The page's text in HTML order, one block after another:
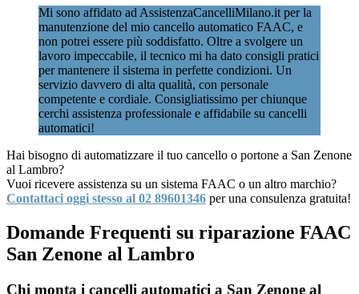
Mi sono affidato ad AssistenzaCancelliMilano.it per la
manutenzione del mio cancello automatico FAAC, e
non potrei essere più soddisfatto. Oltre a svolgere un
lavoro impeccabile, il tecnico mi ha dato consigli pratici
per mantenere il sistema in perfette condizioni. Un
servizio davvero di alta qualità, con personale
competente e cordiale. Consigliatissimo per chiunque
cerchi assistenza professionale e affidabile su cancelli
automatici!
Hai bisogno di automatizzare il tuo cancello o portone a San Zenone
al Lambro?
Vuoi ricevere assistenza su un sistema FAAC o un altro marchio?
Contattaci oggi stesso al 02 89601346 per una consulenza gratuita!
Domande Frequenti su riparazione FAAC
San Zenone al Lambro
Chi monta i cancelli automatici a San Zenone al